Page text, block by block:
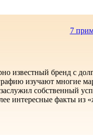
7
известный бренд с
изучают многие
собственный
интересные факты из